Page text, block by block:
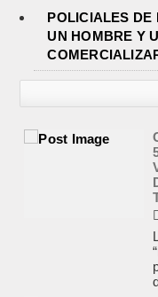
POLICIALES DE
UN HOMBRE Y